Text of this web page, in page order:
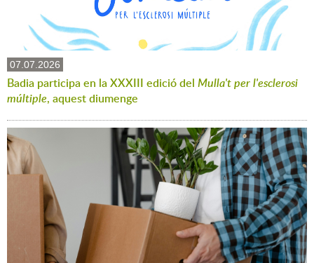
07.07.2026
Badia participa en la XXXIII edició del Mulla't per l'esclerosi
múltiple, aquest diumenge